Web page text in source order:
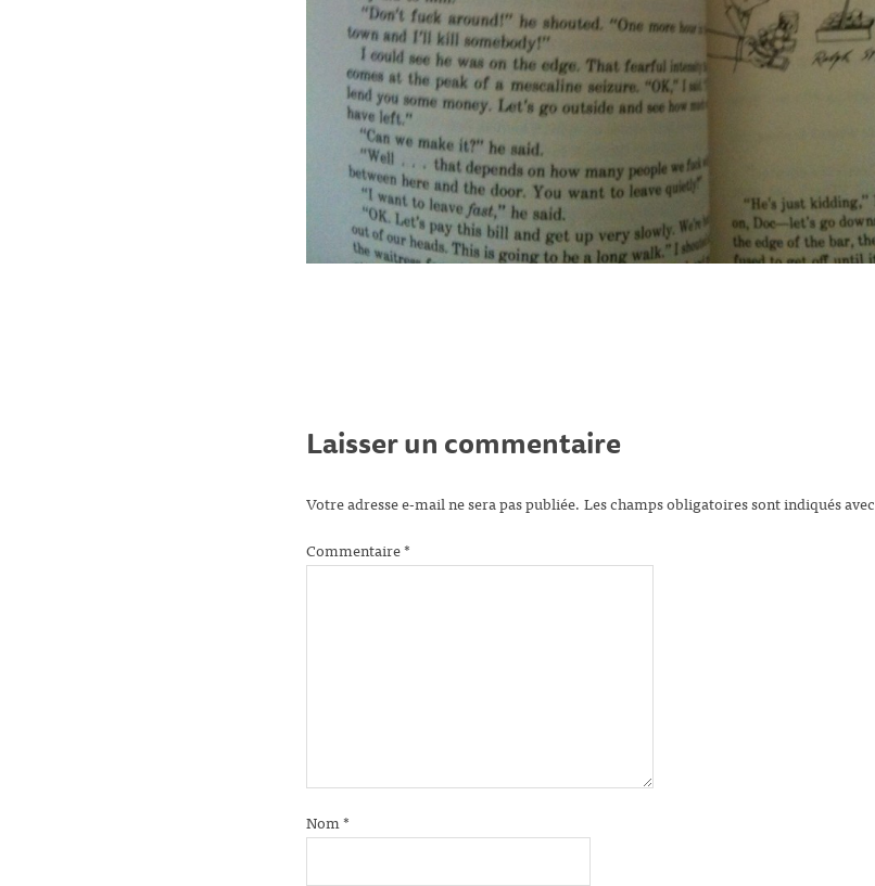
Laisser un commentaire
Votre adresse e-mail ne sera pas publiée. Les champs obligatoires sont indiqués avec
Commentaire*
Nom*